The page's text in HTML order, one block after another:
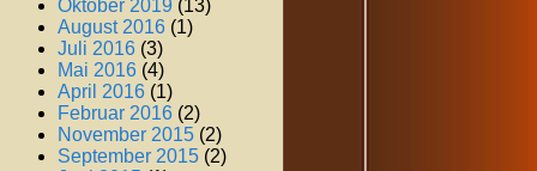
Oktober 2019 (13)
August 2016 (1)
Juli 2016 (3)
Mai 2016 (4)
April 2016 (1)
Februar 2016 (2)
November 2015 (2)
September 2015 (2)